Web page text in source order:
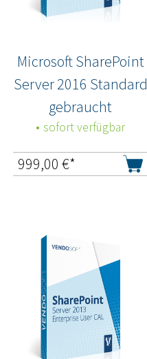
Microsoft SharePoint
Server 2016 Standard
gebraucht
sofort verfügbar
999,00 €*